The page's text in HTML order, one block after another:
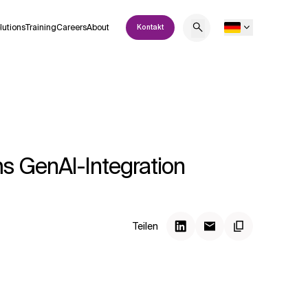
TrainingCareersAbout Kontakt
GenAI-Integration
Teilen